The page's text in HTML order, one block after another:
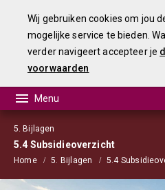
Wij gebruiken cookies om jou
mogelijke service te bieden.
verder navigeert accepteer je
voorwaarden
5. Bijlagen
5.4 Subsidieoverzicht
Home 5. Bijlagen 5.4